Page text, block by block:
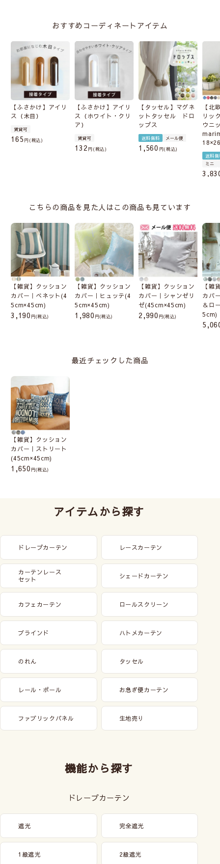
おすすめコーディネートアイテム
【ふさかけ】アイリ
ス（木目）
賃貸可
165 税込
【ふさかけ】アイリ
ス（ホワイト・クリ
ア）
賃貸可
132 税込
【タッセル】マグネ
ットタッセル ドロ
ップス
送料無料 メール便
1,560 税込
【北
リッ
ウニ
送料無
ミニ
こちらの商品を見た人はこの商品も見ています
【雑貨】クッション
カバー｜ベネット(4
5cm×45cm)
3,190 (税込)
【雑貨】クッション
カバー｜ヒュッテ(4
5cm×45cm)
1,980 (税込)
【雑貨】クッション
カバー｜シャンゼリ
ゼ(45cm×45cm)
2,990 (税込)
【雑
カバ
＆ロ
5cm)
最近チェックした商品
【雑貨】クッション
カバー｜ストリート
(45cm×45cm)
1,650 (税込)
アイテムから探す
ドレープカーテン レースカーテン
カーテンレース
セット
シェードカーテン
カフェカーテン ロールスクリーン
ブラインド ハトメカーテン
のれん タッセル
レール・ポール お急ぎ便カーテン
ファブリックパネル 生地売り
機能から探す
ドレープカーテン
遮光 完全遮光
1級遮光 2級遮光